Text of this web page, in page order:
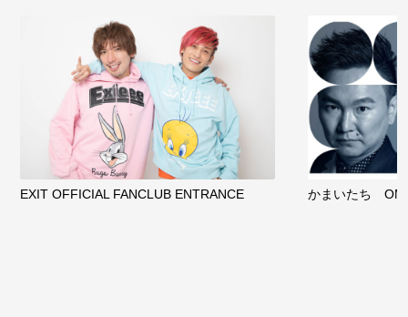
EXIT OFFICIAL FANCLUB ENTRANCE かまいたち